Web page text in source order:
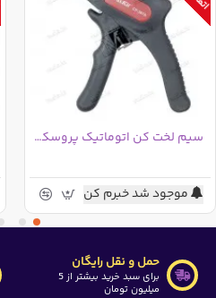
سیم لخت کن اتوماتیک پروسکیت CP-367A تایوانی
موجود شد خبرم کن
حمل و نقل رایگان
برای سبد خرید بیشتر از 5
میلیون تومان